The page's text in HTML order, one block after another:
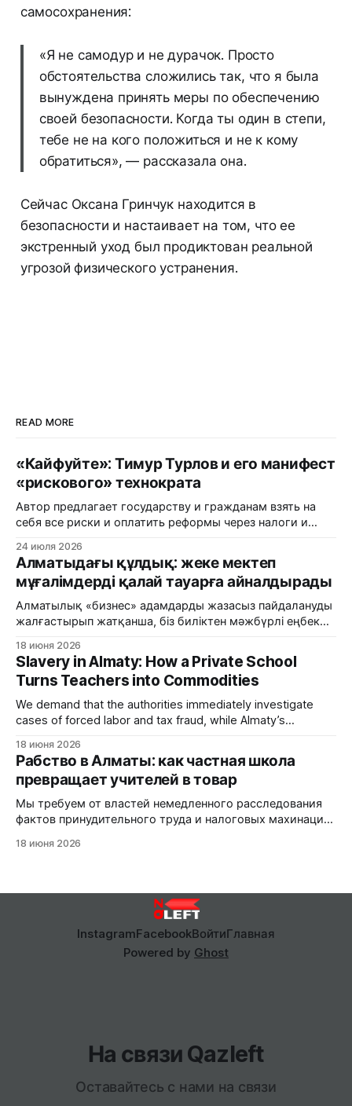
самосохранения:
«Я не самодур и не дурачок. Просто
обстоятельства сложились так, что я была
вынуждена принять меры по обеспечению
своей безопасности. Когда ты один в степи,
тебе не на кого положиться и не к кому
обратиться», — рассказала она.
Сейчас Оксана Гринчук находится в
безопасности и настаивает на том, что ее
экстренный уход был продиктован реальной
угрозой физического устранения.
READ MORE
«Кайфуйте»: Тимур Турлов и его манифест
«рискового» технократа
Автор предлагает государству и гражданам взять на
себя все риски и оплатить реформы через налоги и
капитал продолжает паразитировать на бюджетных
потоках.
24 июля 2026
Алматыдағы құлдық: жеке мектеп
мұғалімдерді қалай тауарға айналдырады
Алматылық «бизнес» адамдарды жазасыз пайдалануды
жалғастырып жатқанша, біз биліктен мәжбүрлі еңбек
етеміз.
18 июня 2026
Slavery in Almaty: How a Private School
Turns Teachers into Commodities
We demand that the authorities immediately investigate
cases of forced labor and tax fraud, while Almaty’s
18 июня 2026
Рабство в Алматы: как частная школа
превращает учителей в товар
Мы требуем от властей немедленного расследования
фактов принудительного труда и налоговых махинаций,
эксплуатировать людей.
18 июня 2026
InstagramFacebookВойтиГлавная
Powered by Ghost
На связи Qazleft
Оставайтесь с нами на связи